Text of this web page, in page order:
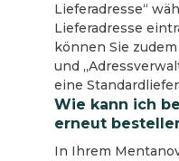
Lieferadresse“
Lieferadresse
können Sie
und
eine
Wie kann ich
erneut
In Ihrem